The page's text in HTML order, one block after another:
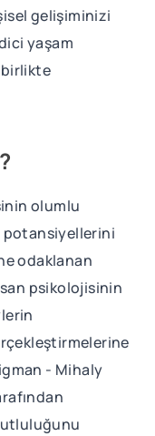
gelişiminizi
yaşam
birlikte
olumlu
potansiyellerini
odaklanan
psikolojisinin
- Mihaly